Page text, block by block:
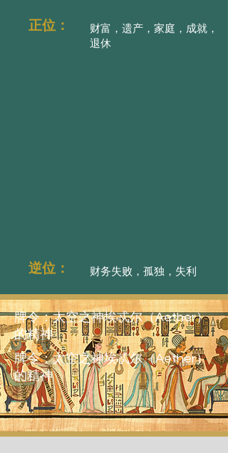
正位：
财富，遗产，家庭，成就，
退休
逆位： 财务失败，孤独，失利
牌令：太空之神埃忒尔（Aether）
的精神
牌令：太空之神埃忒尔（Aether）
的精神